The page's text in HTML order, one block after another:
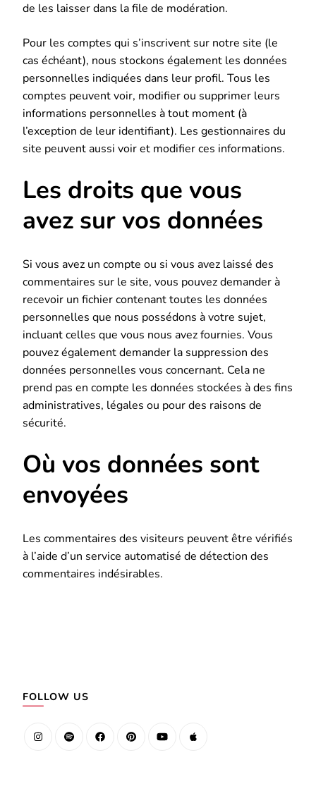
de les laisser dans la file de modération.
Pour les comptes qui s’inscrivent sur notre site (le
cas échéant), nous stockons également les données
personnelles indiquées dans leur profil. Tous les
comptes peuvent voir, modifier ou supprimer leurs
informations personnelles à tout moment (à
l’exception de leur identifiant). Les gestionnaires du
site peuvent aussi voir et modifier ces informations.
Les droits que vous
avez sur vos données
Si vous avez un compte ou si vous avez laissé des
commentaires sur le site, vous pouvez demander à
recevoir un fichier contenant toutes les données
personnelles que nous possédons à votre sujet,
incluant celles que vous nous avez fournies. Vous
pouvez également demander la suppression des
données personnelles vous concernant. Cela ne
prend pas en compte les données stockées à des fins
administratives, légales ou pour des raisons de
sécurité.
Où vos données sont
envoyées
Les commentaires des visiteurs peuvent être vérifiés
à l’aide d’un service automatisé de détection des
commentaires indésirables.
FOLLOW US